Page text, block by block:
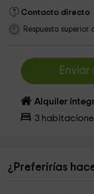
Contacto directo
Respuesta superior
Alquiler
3
¿Preferirías